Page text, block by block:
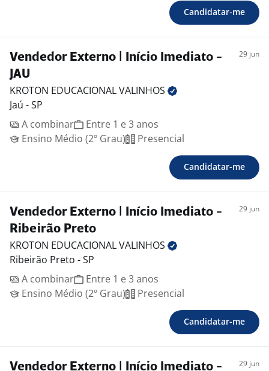
Candidatar-me
Vendedor Externo | Início Imediato -
JAU
29 jun
KROTON EDUCACIONALVALINHOS
Jaú - SP
A combinar
Entre 1 e 3 anos
Ensino Médio (2º Grau)
Presencial
Candidatar-me
Vendedor Externo | Início Imediato -
Ribeirão Preto
29 jun
KROTON EDUCACIONALVALINHOS
Ribeirão Preto - SP
A combinar
Entre 1 e 3 anos
Ensino Médio (2º Grau)
Presencial
Candidatar-me
Vendedor Externo | Início Imediato -
29 jun